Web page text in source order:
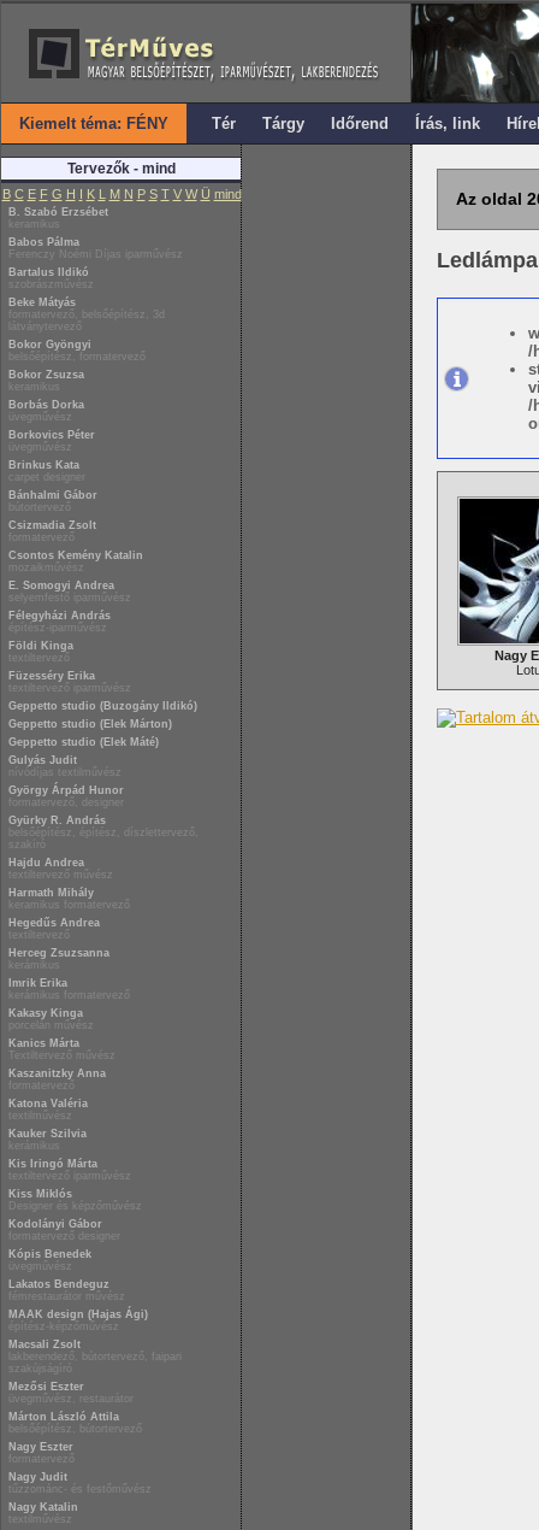
Kiemelt téma: FÉNY Tér Tárgy Időrend Írás, link
Tervezők - mind
B C E F G H I K L M N P S T V W Ü mind
B. Szabó Erzsébet
keramikus
Babos Pálma
Ferenczy Noémi Díjas iparművész
Bartalus Ildikó
szobrászművész
Beke Mátyás
formatervező, belsőépítész, 3d
látványtervező
Bokor Gyöngyi
belsőépítész, formatervező
Bokor Zsuzsa
keramikus
Borbás Dorka
üvegművész
Borkovics Péter
üvegművész
Brinkus Kata
carpet designer
Bánhalmi Gábor
bútortervező
Csizmadia Zsolt
formatervező
Csontos Kemény Katalin
mozaikművész
E. Somogyi Andrea
selyemfestő iparművész
Félegyházi András
építész-iparművész
Földi Kinga
textiltervező
Füzesséry Erika
textiltervező iparművész
Geppetto studio (Buzogány Ildikó)
Geppetto studio (Elek Márton)
Geppetto studio (Elek Máté)
Gulyás Judit
nívódíjas textilművész
György Árpád Hunor
formatervező, designer
Gyürky R. András
belsőépítész, építész, díszlettervező,
szakíró
Hajdu Andrea
textiltervező művész
Harmath Mihály
keramikus formatervező
Hegedűs Andrea
textiltervező
Herceg Zsuzsanna
kerámikus
Imrik Erika
kerámikus formatervező
Kakasy Kinga
porcelán művész
Kanics Márta
Textiltervező művész
Kaszanitzky Anna
formatervező
Katona Valéria
textilművész
Kauker Szilvia
kerámikus
Kis Iringó Márta
textiltervező iparművész
Kiss Miklós
Designer és képzőművész
Kodolányi Gábor
formatervező designer
Kópis Benedek
üvegművész
Lakatos Bendeguz
fémrestaurátor művész
MAAK design (Hajas Ági)
építész-képzőművész
Macsali Zsolt
lakberendező, bútortervező, faipari
szakújságíró
Mezősi Eszter
üvegművész, restaurátor
Márton László Attila
belsőépítész, bútortervező
Nagy Eszter
formatervező
Nagy Judit
tűzzománc- és festőművész
Nagy Katalin
textilművész
Az oldal
Ledlámpa
/
/
Nagy